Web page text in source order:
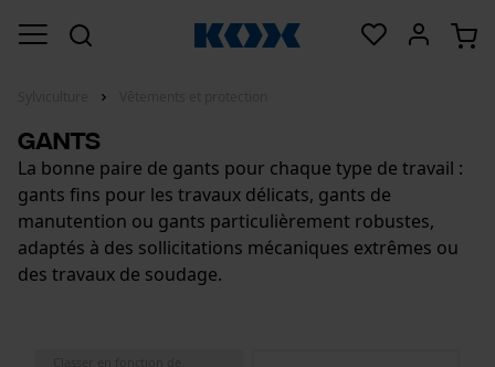
Gants
La bonne paire de gants pour chaque type de travail :
gants fins pour les travaux délicats, gants de
manutention ou gants particulièrement robustes,
adaptés à des sollicitations mécaniques extrêmes ou
des travaux de soudage.